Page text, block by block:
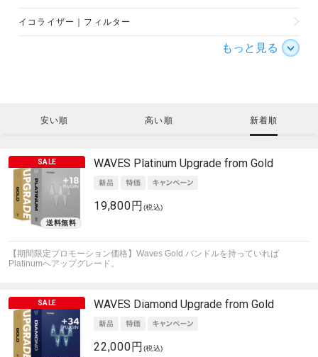
イコライザー｜フィルター
もっと見る
安い順 高い順 新着順
WAVES Platinum Upgrade from Gold
19,800円 (税込)
【期間限定プロモーション価格】Waves Gold バンドルを持っていれば
Platinumへアップグレード。
WAVES Diamond Upgrade from Gold
22,000円 (税込)